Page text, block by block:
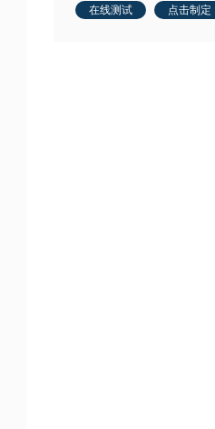
在线测试 点击制定